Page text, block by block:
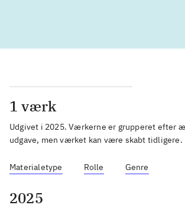
1 værk
Udgivet i 2025. Værkerne er grupperet efter
udgave, men værket kan være skabt tidligere.
Materialetype Rolle Genre
2025